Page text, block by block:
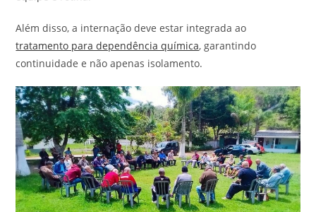
Além disso, a internação deve estar integrada ao
tratamento para dependência química, garantindo
continuidade e não apenas isolamento.